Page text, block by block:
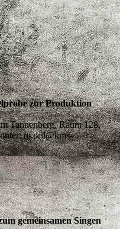
zur Produktion
Tannenberg, Raum 128,
m.pril@kms-
gemeinsamen Singen